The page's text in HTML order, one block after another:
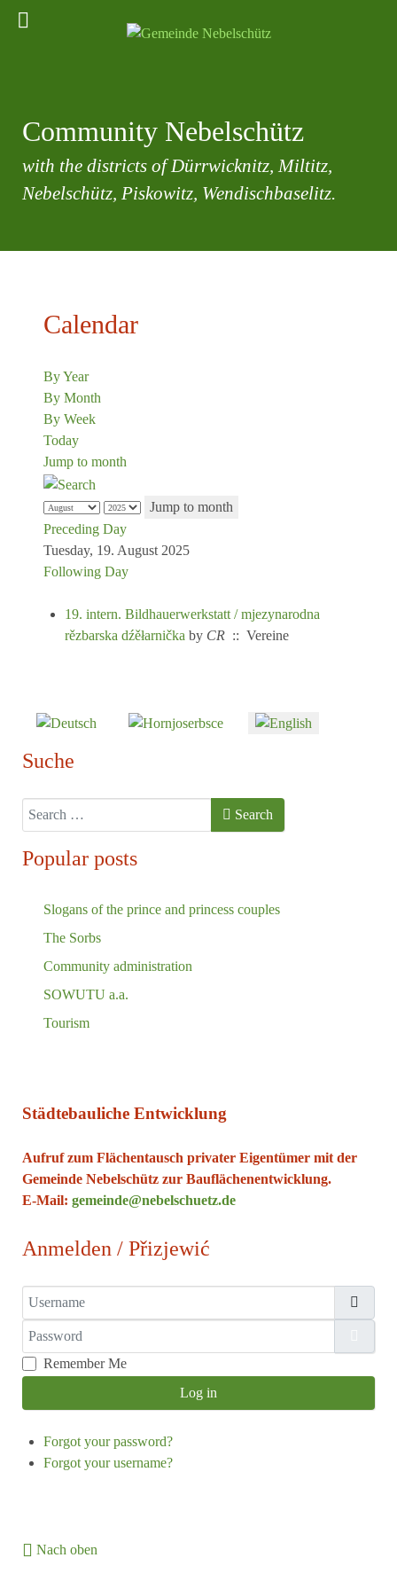
Community Nebelschütz
with the districts of Dürrwicknitz, Miltitz,
Nebelschütz, Piskowitz, Wendischbaselitz.
Calendar
By Year
By Month
By Week
Today
Jump to month
Jump to month
Preceding Day
Tuesday, 19. August 2025
Following Day
19. intern. Bildhauerwerkstatt / mjezynarodna
rězbarska dźěłarnička by CR :: Vereine
Select your language
Suche
Search Search
Popular posts
Slogans of the prince and princess couples
The Sorbs
Community administration
SOWUTU a.a.
Tourism
Städtebauliche Entwicklung
Aufruf zum Flächentausch privater Eigentümer mit der
Gemeinde Nebelschütz zur Bauflächenentwicklung.
E-Mail: gemeinde@nebelschuetz.de
Anmelden / Přizjewić
Username
Password
Remember Me
Log in
Forgot your password?
Forgot your username?
Nach oben